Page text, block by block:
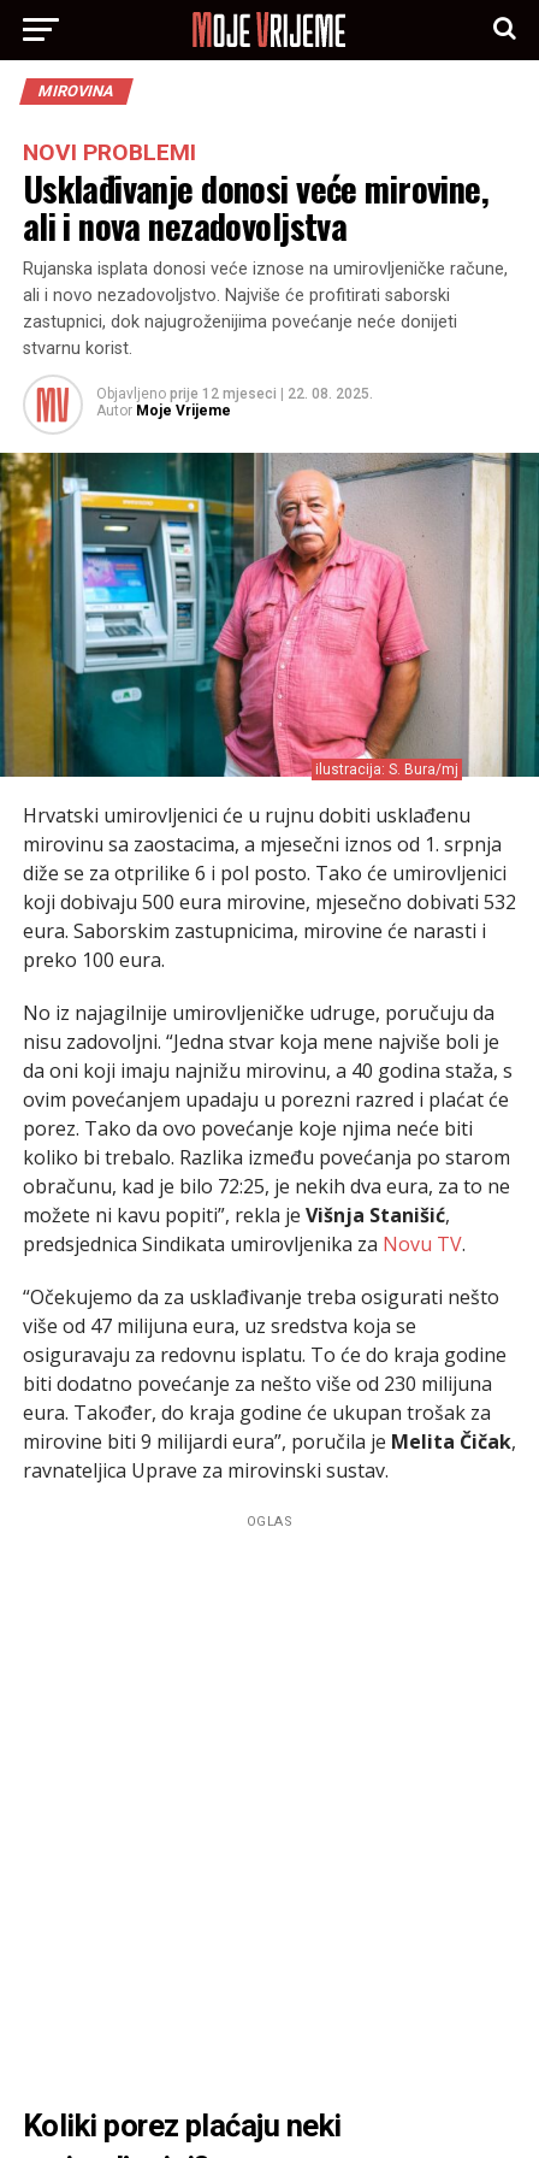
MIROVINA
NOVI PROBLEMI
Usklađivanje donosi veće mirovine,
ali i nova nezadovoljstva
Rujanska isplata donosi veće iznose na umirovljeničke račune,
ali i novo nezadovoljstvo. Najviše će profitirati saborski
zastupnici, dok najugroženijima povećanje neće donijeti
stvarnu korist.
Objavljeno prije 12 mjeseci
22. 08. 2025.
Autor Moje Vrijeme
ilustracija: S. Bura/mj
Hrvatski umirovljenici će u rujnu dobiti usklađenu
mirovinu sa zaostacima, a mjesečni iznos od 1. srpnja
diže se za otprilike 6 i pol posto. Tako će umirovljenici
koji dobivaju 500 eura mirovine, mjesečno dobivati 532
eura. Saborskim zastupnicima, mirovine će narasti i
preko 100 eura.
No iz najagilnije umirovljeničke udruge, poručuju da
nisu zadovoljni. “Jedna stvar koja mene najviše boli je
da oni koji imaju najnižu mirovinu, a 40 godina staža, s
ovim povećanjem upadaju u porezni razred i plaćat će
porez. Tako da ovo povećanje koje njima neće biti
koliko bi trebalo. Razlika između povećanja po starom
obračunu, kad je bilo 72:25, je nekih dva eura, za to ne
možete ni kavu popiti”, rekla je Višnja Stanišić,
predsjednica Sindikata umirovljenika za Novu TV.
“Očekujemo da za usklađivanje treba osigurati nešto
više od 47 milijuna eura, uz sredstva koja se
osiguravaju za redovnu isplatu. To će do kraja godine
biti dodatno povećanje za nešto više od 230 milijuna
eura. Također, do kraja godine će ukupan trošak za
mirovine biti 9 milijardi eura”, poručila je Melita Čičak,
ravnateljica Uprave za mirovinski sustav.
OGLAS
Koliki porez plaćaju neki